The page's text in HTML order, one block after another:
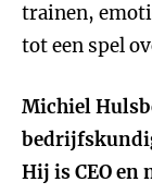
trainen,
tot een spel
Michiel
Hij is CEO en